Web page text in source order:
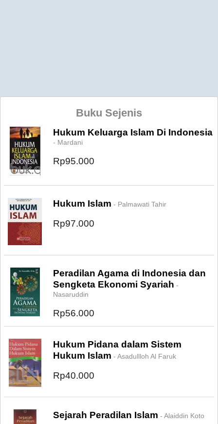
Buku Sejenis
Hukum Keluarga Islam Di Indonesia
- Mardani
Rp95.000
Hukum Islam - Palmawati Tahir
Rp97.000
Peradilan Agama di Indonesia dan
Sengketa Ekonomi Syariah -
Nasaruddin
Rp56.000
Hukum Pidana dalam Sistem
Hukum Islam - Asadullloh Al Faruk
Rp40.000
Sejarah Peradilan Islam - Alaiddin Koto